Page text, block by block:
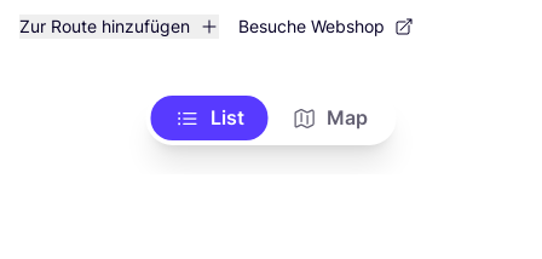
Zur Route hinzufügen Besuche Webshop
List Map